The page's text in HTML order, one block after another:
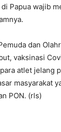
Papua wajib
dan
vaksinasi
atlet jelang
masyarakat
PON. (rls)